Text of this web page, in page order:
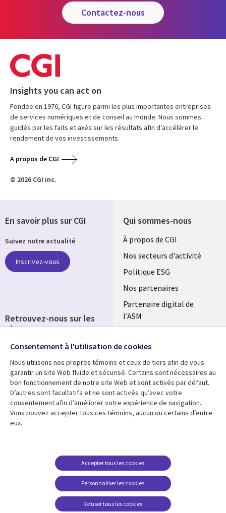
contactez-nous
Insights you can act on
Fondée en 1976, CGI figure parmi les plus importantes entreprises
de services numériques et de conseil au monde. Nous sommes
guidés par les faits et axés sur les résultats afin d’accélérer le
rendement de vos investissements.
A propos de CGI
© 2026 CGI inc.
Qui sommes-nous
Useful
links
FRANCE
À propos de CGI
Nos secteurs d'activité
Politique ESG
Nos partenaires
Partenaire digital de
l'ASM
Fusions
Ressources
Library
Links
Articles
Blog
Support
Legal
Accessibilité
conditions juridiques
FAQ Carrières
Centre de gestion des
témoins
En savoir plus sur CGI
Suivez notre actualité
Inscrivez-vous
Retrouvez-nous sur les
réseaux
Social
Media
FRANCE
Consentement à l'utilisation de cookies
Nous utilisons nos propres témoins et ceux de tiers afin de vous
garantir un site Web fluide et sécurisé. Certains sont nécessaires au
bon fonctionnement de notre site Web et sont activés par défaut.
D’autres sont facultatifs et ne sont activés qu’avec votre
consentement afin d’améliorer votre expérience de navigation.
Vous pouvez accepter tous ces témoins, aucun ou certains d’entre
eux.
Personnaliser les cookies
Accepter tous les cookies
Refuser tous les cookies